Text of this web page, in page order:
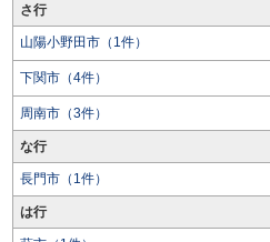
さ行
山陽小野田市（1件）
下関市（4件）
周南市（3件）
な行
長門市（1件）
は行